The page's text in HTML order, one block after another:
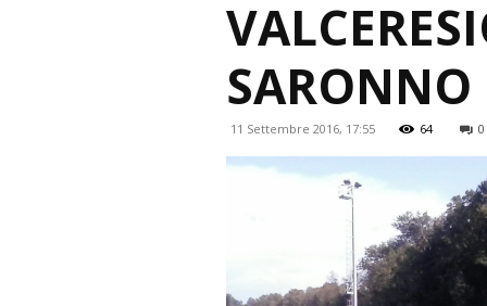
SARONNO
11 Settembre 2016, 17:55 64 0